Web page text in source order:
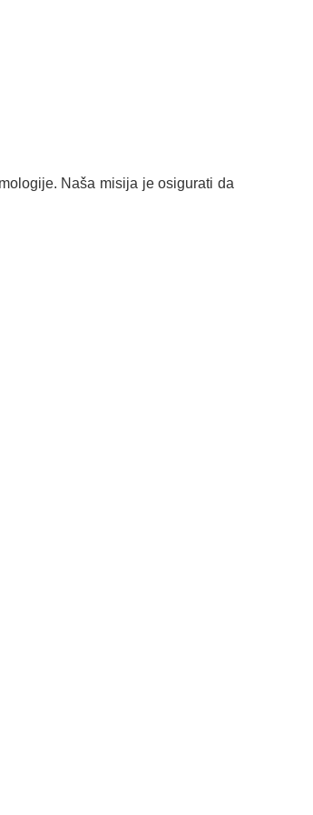
Naša misija je osigurati da